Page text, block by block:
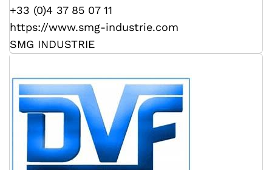
+33 (0)4 37 85 07 11
https://www.smg-industrie.com
SMG INDUSTRIE